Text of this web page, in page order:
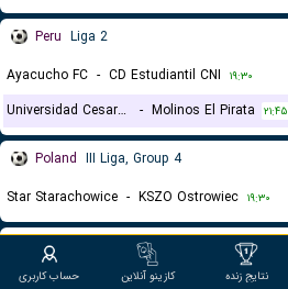
Peru Liga 2
Ayacucho FC - CD Estudiantil CNI ۱۹:۳۰
Universidad Cesar Vallejo
- Molinos El Pirata ۲۱:۴۵
Poland III Liga, Group 4
Star Starachowice - KSZO Ostrowiec ۱۹:۳۰
Portugal Liga 3, Group A
CD Trofense Varzim SC نتایج زنده کازینو آنلاین حساب کاربری